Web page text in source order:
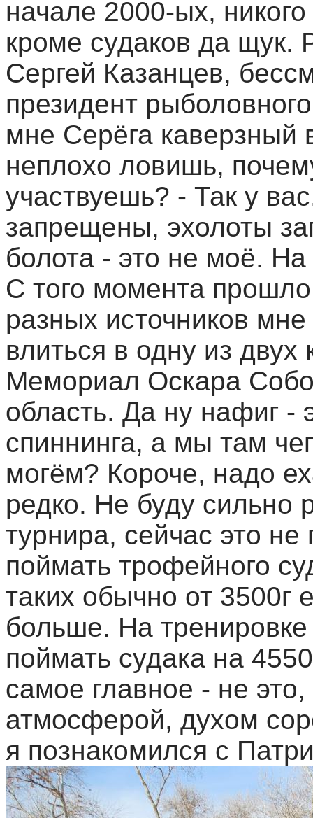
начале 2000-ых,
кроме судаков да щук.
Сергей Казанцев,
президент
мне Серёга каверзный
неплохо ловишь,
участвуешь? - Так у
запрещены, эхолоты
болота - это не моё. На
С того момента прошло
разных источников
влиться в одну из
Мемориал Оскара
область. Да ну нафиг -
спиннинга, а мы там
могём? Короче, надо
редко. Не буду сильно
турнира, сейчас это
поймать трофейного
таких обычно от 3500г
больше. На
поймать судака на
самое главное - не
атмосферой, духом
я познакомился с